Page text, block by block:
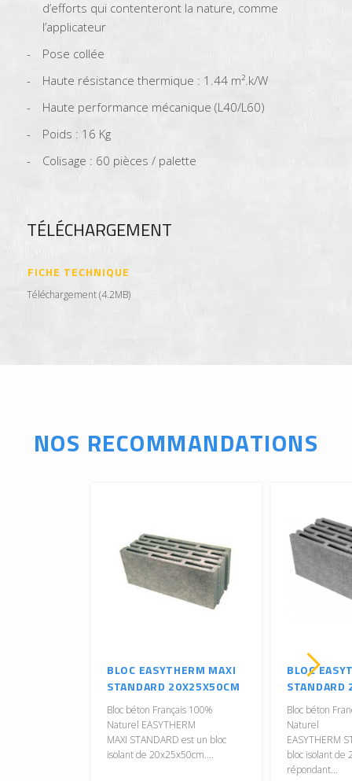
d’efforts qui contenteront la nature, comme
l’applicateur
Pose collée
Haute résistance thermique : 1.44 m².k/W
Haute performance mécanique (L40/L60)
Poids : 16 Kg
Colisage : 60 pièces / palette
TÉLÉCHARGEMENT
FICHE TECHNIQUE
Téléchargement (4.2MB)
NOS RECOMMANDATIONS
BLOC EASYTHERM MAXI
STANDARD 20X25X50CM
Bloc béton Français 100%
Naturel EASYTHERM
MAXI STANDARD est un bloc
isolant de 20x25x50cm....
BLOC
Bloc béton
Naturel
EASYTHERM
bloc isolant de
répondant...